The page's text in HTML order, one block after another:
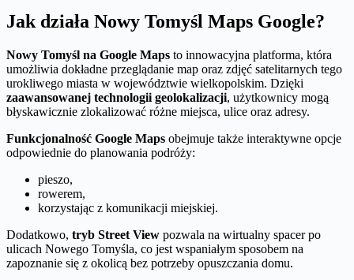
Jak działa Nowy Tomyśl Maps Google?
Nowy Tomyśl na Google Maps to innowacyjna platforma, która
umożliwia dokładne przeglądanie map oraz zdjęć satelitarnych tego
urokliwego miasta w województwie wielkopolskim. Dzięki
zaawansowanej technologii geolokalizacji, użytkownicy mogą
błyskawicznie zlokalizować różne miejsca, ulice oraz adresy.
Funkcjonalność Google Maps obejmuje także interaktywne opcje
odpowiednie do planowania podróży:
pieszo,
rowerem,
korzystając z komunikacji miejskiej.
Dodatkowo, tryb Street View pozwala na wirtualny spacer po
ulicach Nowego Tomyśla, co jest wspaniałym sposobem na
zapoznanie się z okolicą bez potrzeby opuszczania domu.